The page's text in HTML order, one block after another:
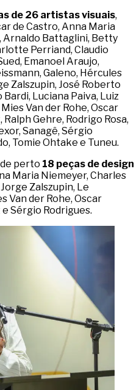
de 26 artistas visuais,
de Castro, Anna Maria
Arnaldo Battaglini, Betty
Perriand, Claudio
Emanoel Araujo,
Galeno, Hércules
Zalszupin, José Roberto
Bardi, Luciana Paiva, Luiz
Van der Rohe, Oscar
Gehre, Rodrigo Rosa,
Sanagê, Sérgio
Tomie Ohtake e Tuneu.
perto 18 peças de design
Maria Niemeyer, Charles
Zalszupin, Le
Van der Rohe, Oscar
Sérgio Rodrigues.